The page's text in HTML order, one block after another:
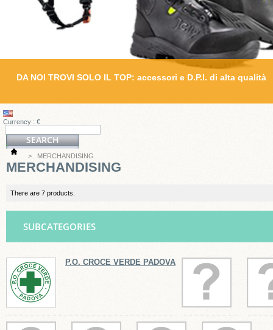
DA NOI TROVI SOLO IL TOP: accessori e D.P.I. di alta qualità
Currency : €
> MERCHANDISING
MERCHANDISING
There are 7 products.
SUBCATEGORIES
P.O. CROCE VERDE PADOVA